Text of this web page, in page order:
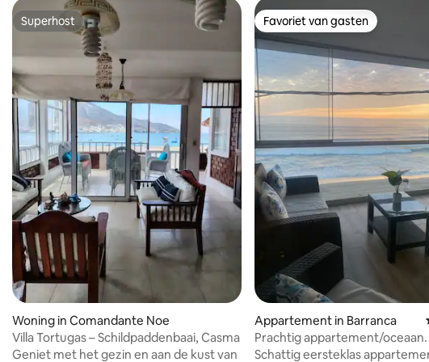
Superhost
Superhost
Woning in Comandante Noe
Villa Tortugas – Schildpaddenbaai, Casma
Geniet met het gezin en aan de kust van
Favoriet van gasten
Favoriet van gasten
Appartement in Barranca
Prachtig appartement/oceaan.
Schattig eersteklas